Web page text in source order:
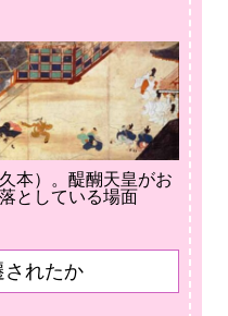
本）。醍醐天皇がお
としている場面
されたか